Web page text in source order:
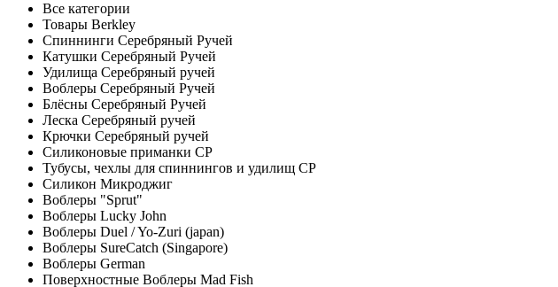
Все категории
Товары Berkley
Спиннинги Серебряный Ручей
Катушки Серебряный Ручей
Удилища Серебряный ручей
Воблеры Серебряный Ручей
Блёсны Серебряный Ручей
Леска Серебряный ручей
Крючки Серебряный ручей
Силиконовые приманки СР
Тубусы, чехлы для спиннингов и удилищ СР
Силикон Микроджиг
Воблеры "Sprut"
Воблеры Lucky John
Воблеры Duel / Yo-Zuri (japan)
Воблеры SureCatch (Singapore)
Воблеры German
Поверхностные Воблеры Mad Fish